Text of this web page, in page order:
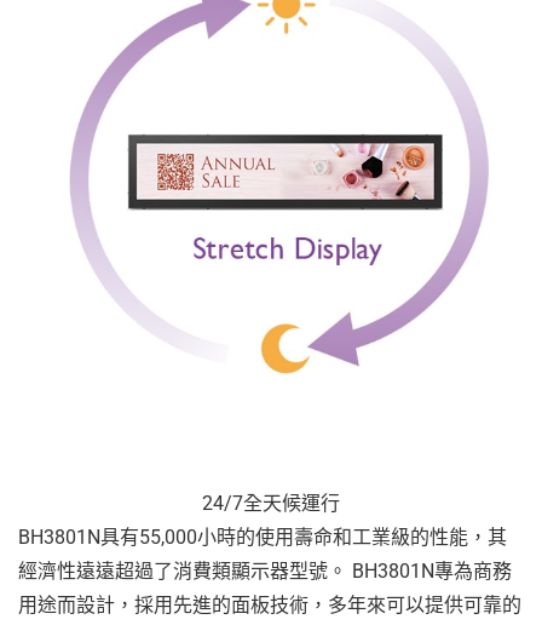
24/7全天候運行
BH3801N具有55,000小時的使用壽命和工業級的性能，其
經濟性遠遠超過了消費類顯示器型號。 BH3801N專為商務
用途而設計，採用先進的面板技術，多年來可以提供可靠的